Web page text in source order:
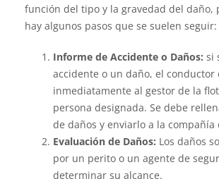
función del tipo y la gravedad del daño,
hay algunos pasos que se suelen seguir:
Informe de Accidente o Daños: si
accidente o un daño, el
inmediatamente al gestor de la
persona designada. Se debe
de daños y enviarlo a la compañía
Evaluación de Daños: Los daños
por un perito o un agente de
determinar su alcance.